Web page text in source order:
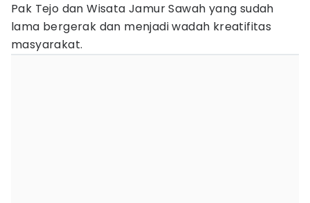
Pak Tejo dan Wisata Jamur Sawah yang sudah
lama bergerak dan menjadi wadah kreatifitas
masyarakat.